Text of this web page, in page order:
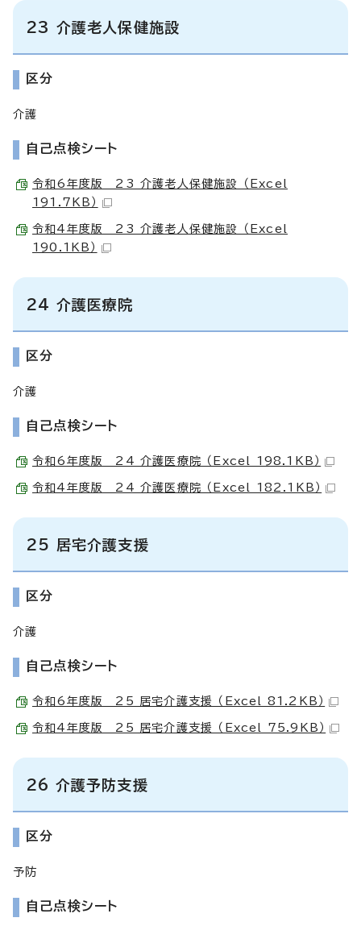
23 介護老人保健施設
区分
介護
自己点検シート
令和6年度版 23 介護老人保健施設 （Excel
191.7KB）
令和4年度版 23 介護老人保健施設 （Excel
190.1KB）
24 介護医療院
区分
介護
自己点検シート
令和6年度版 24 介護医療院 （Excel 198.1KB）
令和4年度版 24 介護医療院 （Excel 182.1KB）
25 居宅介護支援
区分
介護
自己点検シート
令和6年度版 25 居宅介護支援 （Excel 81.2KB）
令和4年度版 25 居宅介護支援 （Excel 75.9KB）
26 介護予防支援
区分
予防
自己点検シート